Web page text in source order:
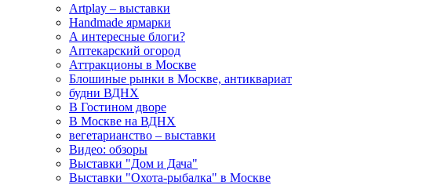
Artplay – выставки
Handmade ярмарки
А интересные блоги?
Аптекарский огород
Аттракционы в Москве
Блошиные рынки в Москве, антиквариат
будни ВДНХ
В Гостином дворе
В Москве на ВДНХ
вегетарианство – выставки
Видео: обзоры
Выставки "Дом и Дача"
Выставки "Охота-рыбалка" в Москве